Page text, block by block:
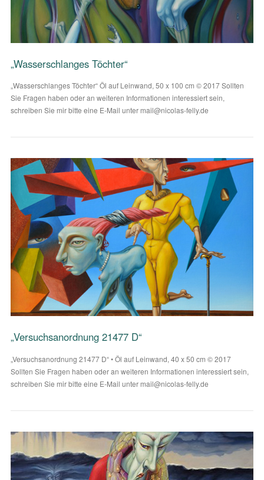
VIEW POST
VIEW POST
„Wasserschlanges Töchter“
„Wasserschlanges Töchter“ Öl auf Leinwand, 50 x 100 cm © 2017 Sollten
Sie Fragen haben oder an weiteren Informationen interessiert sein,
schreiben Sie mir bitte eine E-Mail unter mail@nicolas-felly.de
„Versuchsanordnung 21477 D“
„Versuchsanordnung 21477 D“ • Öl auf Leinwand, 40 x 50 cm © 2017
Sollten Sie Fragen haben oder an weiteren Informationen interessiert sein,
schreiben Sie mir bitte eine E-Mail unter mail@nicolas-felly.de